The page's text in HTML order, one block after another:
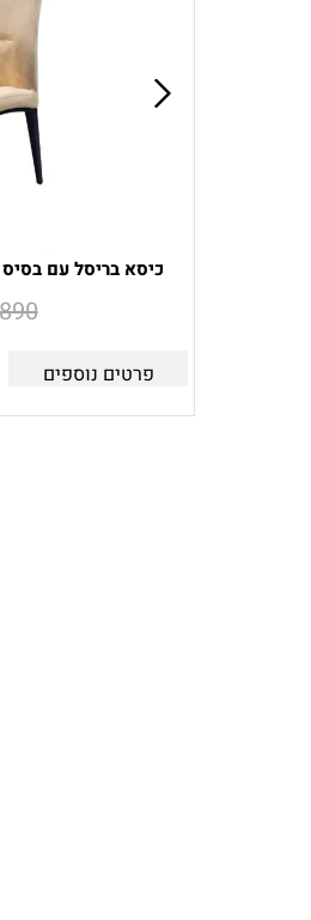
כיסא בריסל עם
פרטים נוספים